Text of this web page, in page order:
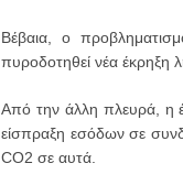
Βέβαια, ο
πυροδοτηθεί νέα έκρηξη
Από την άλλη πλευρά, η
είσπραξη εσόδων σε
CO2 σε αυτά.